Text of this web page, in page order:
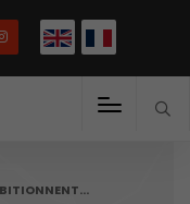
English)